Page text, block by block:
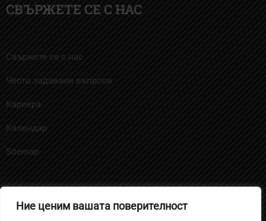
Ние ценим вашата поверителност
СВЪРЖЕТЕ СЕ С НАС
Свържете се с нас
Често задавани въпроси
Кариера
Календар
Sitemap